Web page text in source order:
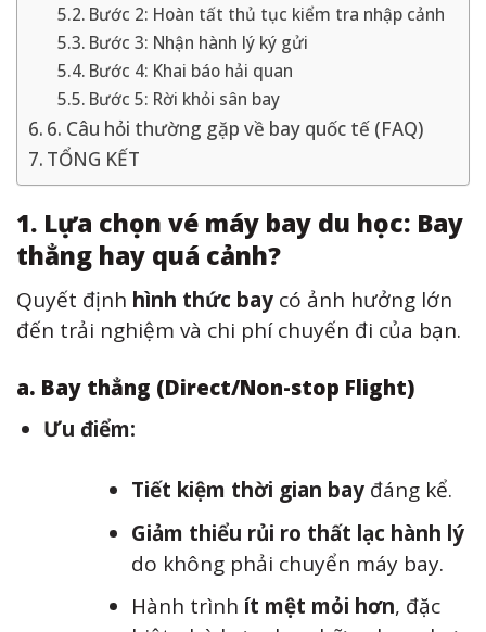
Bước 2: Hoàn tất thủ tục kiểm tra nhập cảnh
Bước 3: Nhận hành lý ký gửi
Bước 4: Khai báo hải quan
Bước 5: Rời khỏi sân bay
6. Câu hỏi thường gặp về bay quốc tế (FAQ)
TỔNG KẾT
1. Lựa chọn vé máy bay du học: Bay
thẳng hay quá cảnh?
Quyết định hình thức bay có ảnh hưởng lớn
đến trải nghiệm và chi phí chuyến đi của bạn.
a. Bay thẳng (Direct/Non-stop Flight)
Ưu điểm:
Tiết kiệm thời gian bay đáng kể.
Giảm thiểu rủi ro thất lạc hành lý
do không phải chuyển máy bay.
Hành trìnhít mệt mỏi hơn, đặc